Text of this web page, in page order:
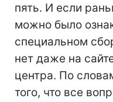
пять. И если
можно было
специальном
нет даже на
центра. По
того, что все